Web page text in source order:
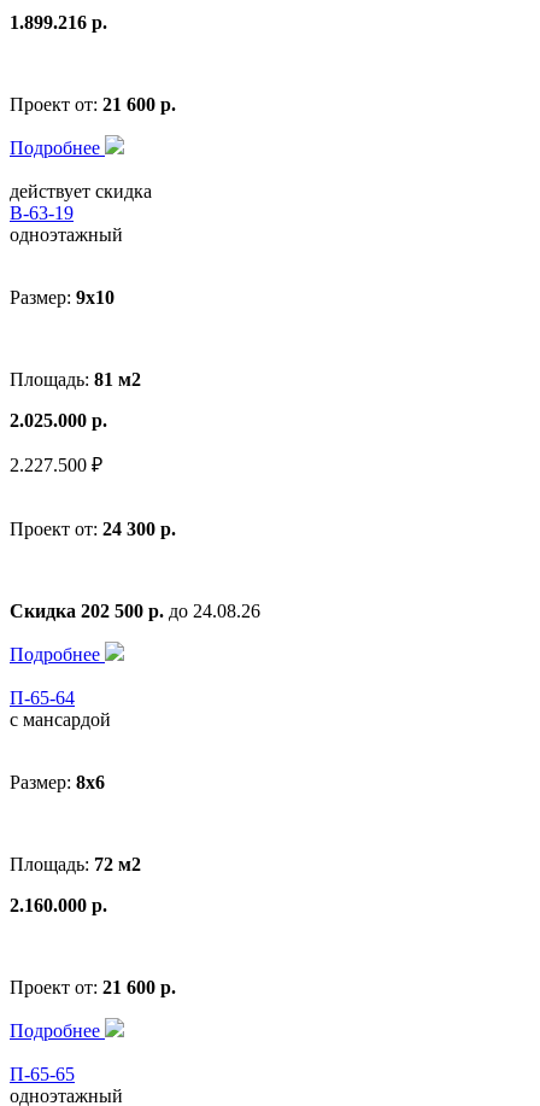
1.899.216 р.
Проект от: 21 600 р.
Подробнее
действует скидка
В-63-19
одноэтажный
Размер: 9x10
Площадь: 81 м2
2.025.000 р.
2.227.500 ₽
Проект от: 24 300 р.
Скидка 202 500 р. до 24.08.26
Подробнее
П-65-64
с мансардой
Размер: 8x6
Площадь: 72 м2
2.160.000 р.
Проект от: 21 600 р.
Подробнее
П-65-65
одноэтажный